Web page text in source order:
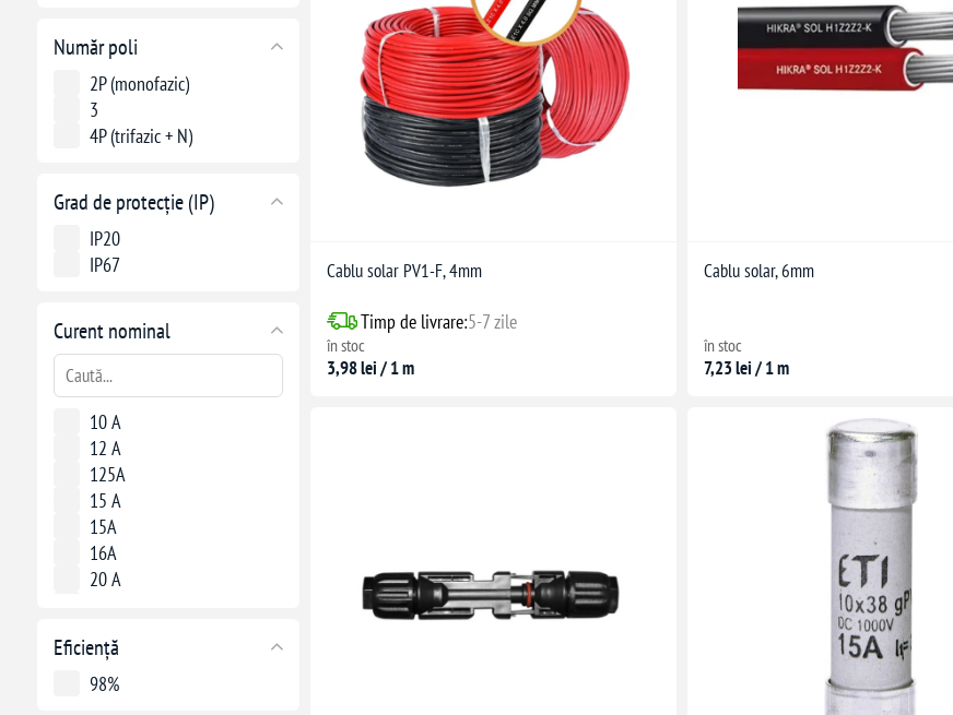
Număr poli
2P (monofazic)
3
4P (trifazic + N)
Grad de protecție (IP)
IP20
IP67
Curent nominal
10 A
12 A
125A
15 A
15A
16A
20 A
6A
8A
Eficiență
98%
Cablu solar PV1-F, 4mm
Timp de livrare:5-7 zile
în stoc
3,98 lei / 1 m
Cablu solar, 6mm
în stoc
7,23 lei / 1 m